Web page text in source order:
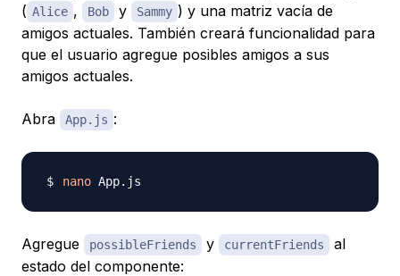
( Alice , Bob y Sammy ) y una matriz vacía de
amigos actuales. También creará funcionalidad para
que el usuario agregue posibles amigos a sus
amigos actuales.
Abra App.js :
nano
Agregue possibleFriends y currentFriends
al
estado del componente: